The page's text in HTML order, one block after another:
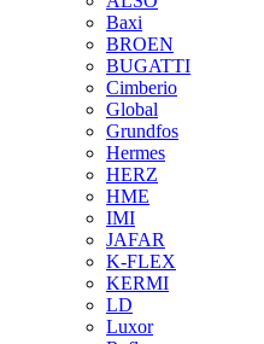
Baxi
BROEN
BUGATTI
Cimberio
Global
Grundfos
Hermes
HERZ
HME
IMI
JAFAR
K-FLEX
KERMI
LD
Luxor